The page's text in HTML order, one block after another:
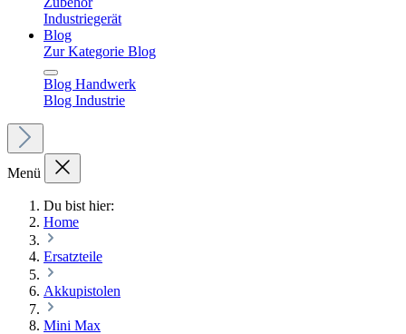
Industriegerät
Blog
Zur Kategorie Blog
Blog Handwerk
Blog Industrie
Menü
Du bist hier:
Home
Ersatzteile
Akkupistolen
Mini Max